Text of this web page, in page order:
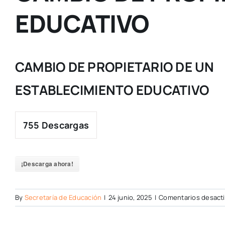
EDUCATIVO
CAMBIO DE PROPIETARIO DE UN
ESTABLECIMIENTO EDUCATIVO
755 Descargas
¡Descarga ahora!
By Secretaría de Educación | 24 junio, 2025 | Comentarios